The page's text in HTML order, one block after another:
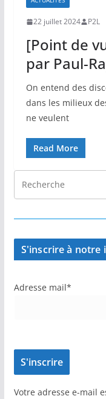
22 juillet 2024 P2L
[Point de
par Paul-
On entend des
dans les milieux
ne veulent
Read More
S'inscrire à notre
Adresse mail*
Votre adresse e-mail